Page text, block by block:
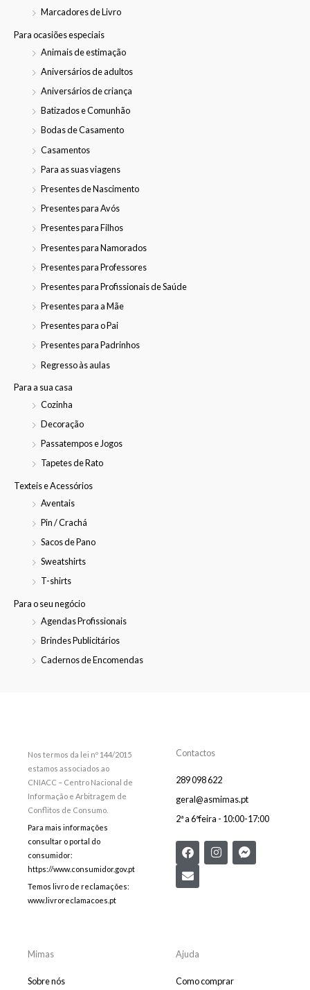
Marcadores de Livro
Para ocasiões especiais
Animais de estimação
Aniversários de adultos
Aniversários de criança
Batizados e Comunhão
Bodas de Casamento
Casamentos
Para as suas viagens
Presentes de Nascimento
Presentes para Avós
Presentes para Filhos
Presentes para Namorados
Presentes para Professores
Presentes para Profissionais de Saúde
Presentes para a Mãe
Presentes para o Pai
Presentes para Padrinhos
Regresso às aulas
Para a sua casa
Cozinha
Decoração
Passatempos e Jogos
Tapetes de Rato
Texteis e Acessórios
Aventais
Pin / Crachá
Sacos de Pano
Sweatshirts
T-shirts
Para o seu negócio
Agendas Profissionais
Brindes Publicitários
Cadernos de Encomendas
Nos termos da lei nº 144/2015
estamos associados ao
CNIACC – Centro Nacional de
Informação e Arbitragem de
Conflitos de Consumo.
Para mais informações
consultar o portal do
consumidor:
https://www.consumidor.gov.pt
Temos livro de reclamações:
www.livroreclamacoes.pt
Contactos
289 098 622
geral@asmimas.pt
2ª a 6ªfeira - 10:00-17:00
F
a
c
e
b
I
n
s
F
a
c
E
n
v
e
l
Mimas
Sobre nós
Ajuda
Como comprar